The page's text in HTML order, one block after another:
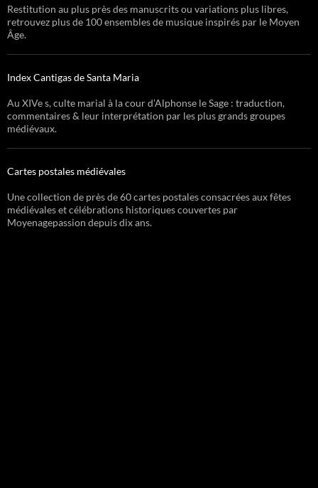
Restitution au plus près des manuscrits ou variations plus libres,
retrouvez plus de 100 ensembles de musique inspirés par le Moyen
Âge.
Index Cantigas de Santa Maria
Au XIVe s, culte marial à la cour d’Alphonse le Sage : traduction,
commentaires & leur interprétation par les plus grands groupes
médiévaux.
Cartes postales médiévales
Une collection de près de 60 cartes postales consacrées aux fêtes
médiévales et célébrations historiques couvertes par
Moyenagepassion depuis dix ans.